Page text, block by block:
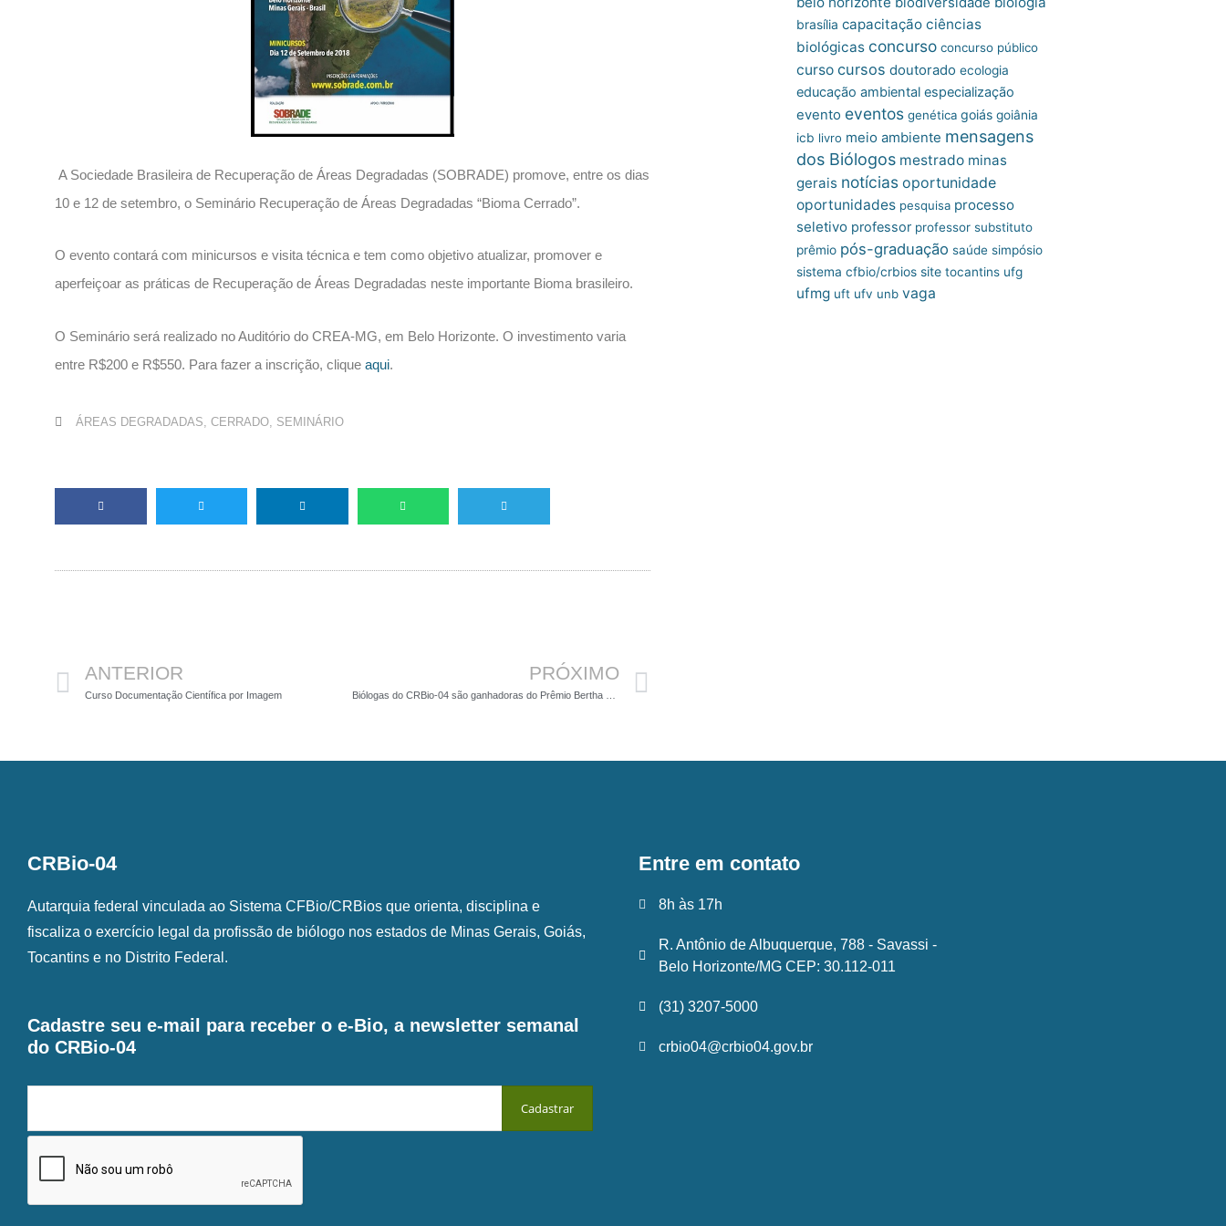
A Sociedade Brasileira de Recuperação de Áreas Degradadas (SOBRADE) promove, entre os dias
10 e 12 de setembro, o Seminário Recuperação de Áreas Degradadas “Bioma Cerrado”.
O evento contará com minicursos e visita técnica e tem como objetivo atualizar, promover e
aperfeiçoar as práticas de Recuperação de Áreas Degradadas neste importante Bioma brasileiro.
O Seminário será realizado no Auditório do CREA-MG, em Belo Horizonte. O investimento varia
entre R$200 e R$550. Para fazer a inscrição, clique aqui.
ÁREAS DEGRADADAS CERRADO SEMINÁRIO
ANTERIOR
Curso Documentação Científica por Imagem
PRÓXIMO
brasília capacitação ciências
biológicas concurso concurso público
curso cursos doutorado ecologia
educação ambiental especialização
evento eventos genética goiás goiânia
icb livro meio ambiente mensagens
dos Biólogos mestrado minas
gerais notícias oportunidade
oportunidades pesquisa processo
seletivo professor professor substituto
prêmio pós-graduação saúde simpósio
sistema cfbio/crbios site tocantins ufg
ufmg uft ufv unb vaga
CRBio-04
Autarquia federal vinculada ao Sistema CFBio/CRBios que orienta, disciplina e
fiscaliza o exercício legal da profissão de biólogo nos estados de Minas Gerais, Goiás,
Tocantins e no Distrito Federal.
Cadastre seu e-mail para receber o e-Bio, a newsletter semanal
do CRBio-04
Entre em contato
8h às 17h
R. Antônio de Albuquerque, 788 - Savassi -
Belo Horizonte/MG CEP: 30.112-011
(31) 3207-5000
crbio04@crbio04.gov.br